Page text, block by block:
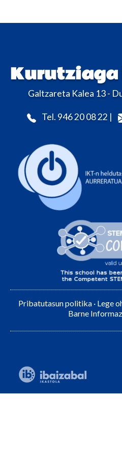
Galtzareta Kalea 13 -
Tel. 946 20 08 22 |
Pribatutasun politika · Lege
Barne